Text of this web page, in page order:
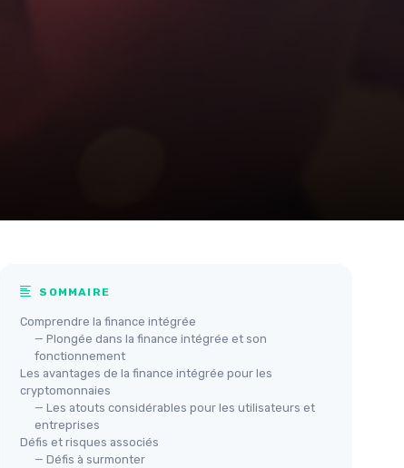
SOMMAIRE
Comprendre la finance intégrée
— Plongée dans la finance intégrée et son
fonctionnement
Les avantages de la finance intégrée pour les
cryptomonnaies
— Les atouts considérables pour les utilisateurs et
entreprises
Défis et risques associés
— Défis à surmonter